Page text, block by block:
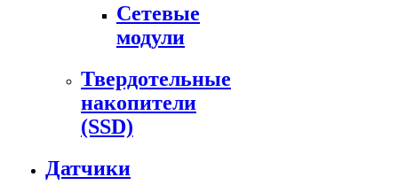
Сетевые
модули
Твердотельные
накопители
(SSD)
Датчики